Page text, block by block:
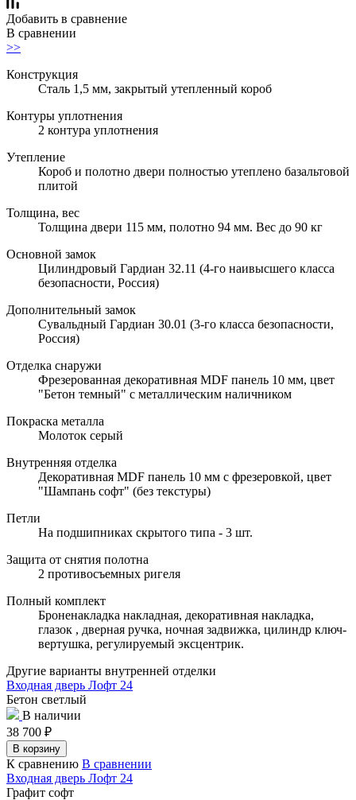
Добавить в сравнение
В сравнении
>>
Конструкция
Сталь 1,5 мм, закрытый утепленный короб
Контуры уплотнения
2 контура уплотнения
Утепление
Короб и полотно двери полностью утеплено базальтовой
плитой
Толщина, вес
Толщина двери 115 мм, полотно 94 мм. Вес до 90 кг
Основной замок
Цилиндровый Гардиан 32.11 (4-го наивысшего класса
безопасности, Россия)
Дополнительный замок
Сувальдный Гардиан 30.01 (3-го класса безопасности,
Россия)
Отделка снаружи
Фрезерованная декоративная MDF панель 10 мм, цвет
"Бетон темный" с металлическим наличником
Покраска металла
Молоток серый
Внутренняя отделка
Декоративная MDF панель 10 мм с фрезеровкой, цвет
"Шампань софт" (без текстуры)
Петли
На подшипниках скрытого типа - 3 шт.
Защита от снятия полотна
2 противосъемных ригеля
Полный комплект
Броненакладка накладная, декоративная накладка,
глазок , дверная ручка, ночная задвижка, цилиндр ключ-
вертушка, регулируемый эксцентрик.
Другие варианты внутренней отделки
Входная дверь Лофт 24
Бетон светлый
В наличии
38 700 ₽
В корзину
К сравнению В сравнении
Входная дверь Лофт 24
Графит софт